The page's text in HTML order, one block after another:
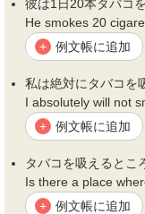
彼は1日20本タバコ
He smokes 20
+ 例文帳に追加
私は絶対に タバコを
I absolutely will not
+ 例文帳に追加
タバコを吸えるとこ
Is there a place
+ 例文帳に追加